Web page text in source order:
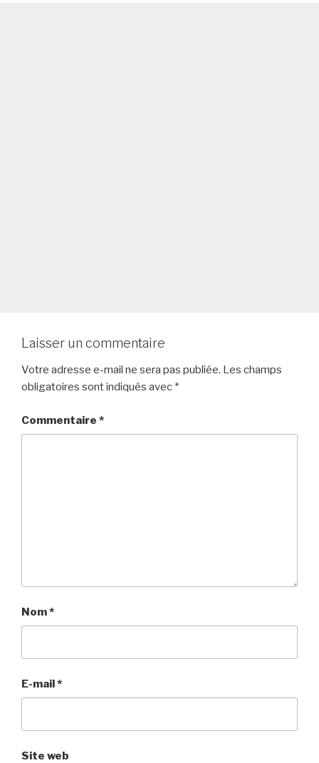
Laisser un commentaire
Votre adresse e-mail ne sera pas publiée. Les champs
obligatoires sont indiqués avec *
Commentaire *
Nom*
E-mail*
Site web